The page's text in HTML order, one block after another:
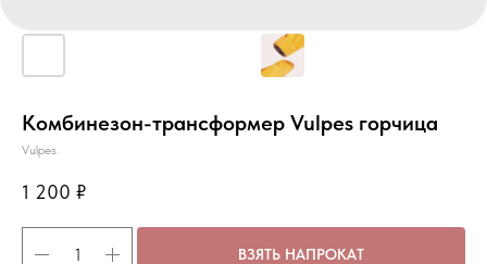
Комбинезон-трансформер Vulpes горчица
Vulpes
1 200 ₽
ВЗЯТЬ НАПРОКАТ